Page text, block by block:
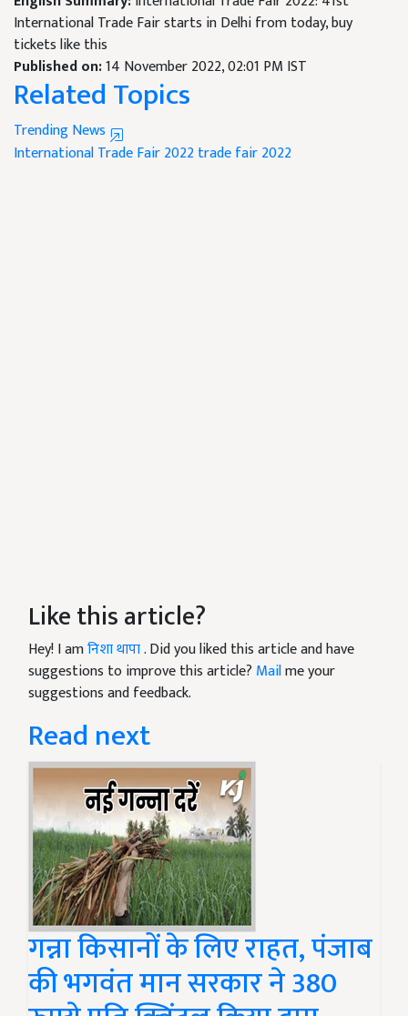
International Trade Fair starts in Delhi from today, buy
tickets like this
Published on:14 November 2022, 02:01 PM IST
Related Topics
Trending News
International Trade Fair 2022trade fair 2022
Like this article?
Hey! I amनिशा थापा. Did you liked this article and have
suggestions to improve this article? Mailme your
suggestions and feedback.
Read next
गन्ना किसानों के लिए राहत, पंजाब
की भगवंत मान सरकार ने 380